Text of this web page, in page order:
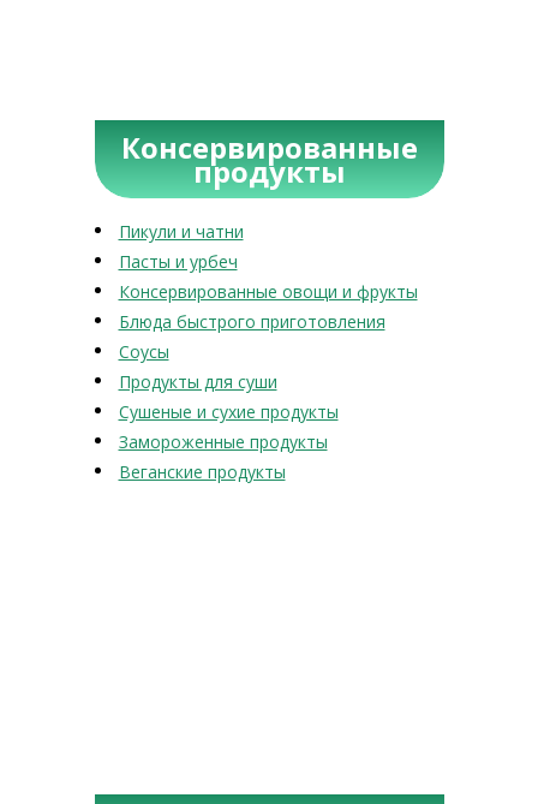
Консервированные
продукты
Пикули и чатни
Пасты и урбеч
Консервированные овощи и фрукты
Блюда быстрого приготовления
Соусы
Продукты для суши
Сушеные и сухие продукты
Замороженные продукты
Веганские продукты